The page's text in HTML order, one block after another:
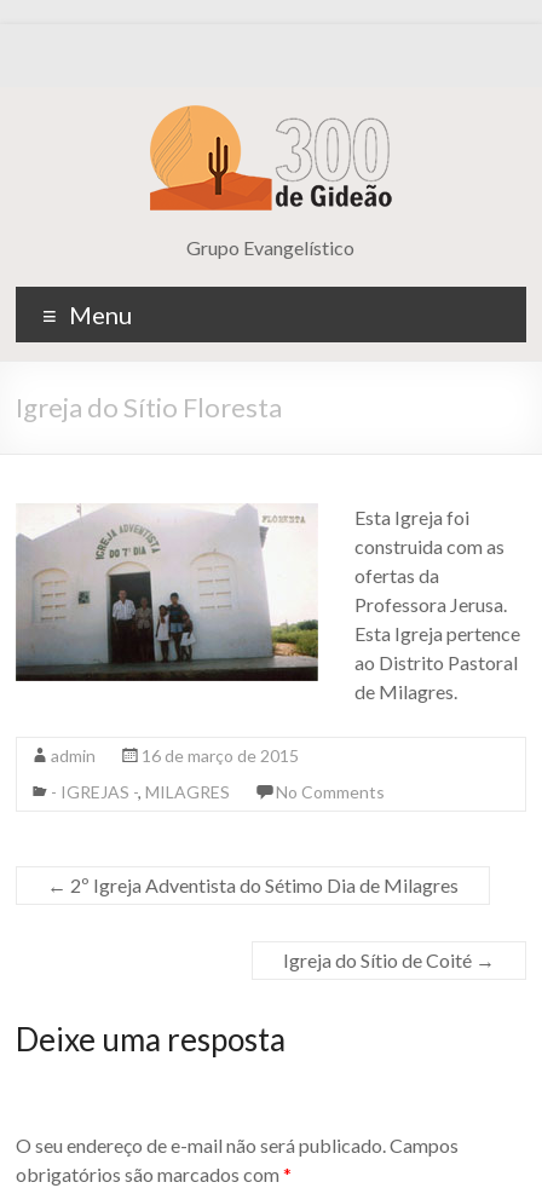
Grupo Evangelístico
Menu
Igreja do Sítio Floresta
Esta Igreja foi
construida com as
ofertas da
Professora Jerusa.
Esta Igreja pertence
ao Distrito Pastoral
de Milagres.
admin
16 de março de 2015
- IGREJAS -,MILAGRES No Comments
← 2º Igreja Adventista do Sétimo Dia de Milagres
Igreja do Sítio de Coité →
Deixe uma resposta
O seu endereço de e-mail não será publicado.Campos
obrigatórios são marcados com*